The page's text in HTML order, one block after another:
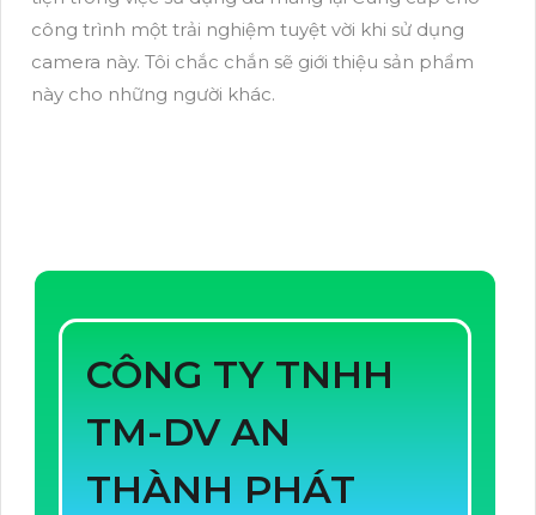
công trình một trải nghiệm tuyệt vời khi sử dụng
camera này. Tôi chắc chắn sẽ giới thiệu sản phẩm
này cho những người khác.
CÔNG TY TNHH
TM-DV AN
THÀNH PHÁT